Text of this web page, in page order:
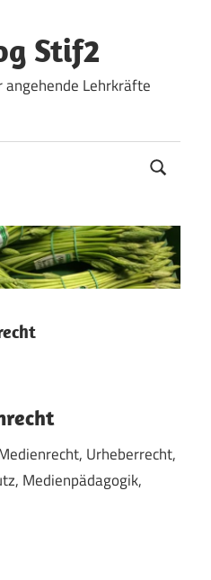
Stif2
Lehrkräfte
Urheberrecht,
Medienpädagogik,